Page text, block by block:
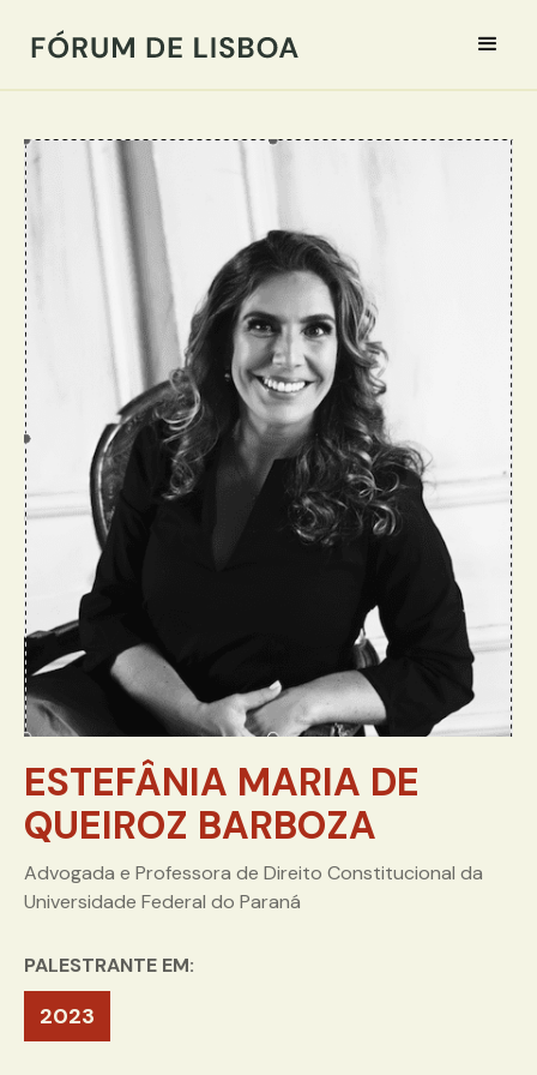
ESTEFÂNIA MARIA DE
QUEIROZ BARBOZA
Advogada e Professora de Direito Constitucional da
Universidade Federal do Paraná
PALESTRANTE EM:
2023